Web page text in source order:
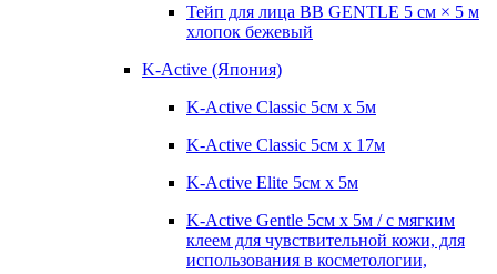
Тейп для лица BB GENTLE 5 см × 5 м
хлопок бежевый
K-Active (Япония)
K-Active Classic 5см х 5м
K-Active Classic 5см х 17м
K-Active Elite 5см х 5м
K-Active Gentle 5см х 5м / с мягким
клеем для чувствительной кожи, для
использования в косметологии,